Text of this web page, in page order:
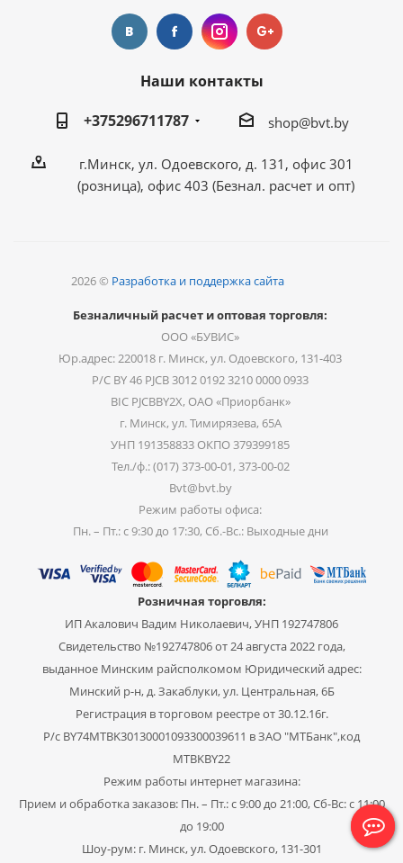
Наши контакты
+375296711787
shop@bvt.by
г.Минск, ул. Одоевского, д. 131, офис 301
(розница), офис 403 (Безнал. расчет и опт)
2026 © Разработка и поддержка сайта
Безналичный расчет и оптовая торговля:
ООО «БУВИС»
Юр.адрес: 220018 г. Минск, ул. Одоевского, 131-403
Р/С BY 46 PJCB 3012 0192 3210 0000 0933
BIC PJCBBY2X, ОАО «Приорбанк»
г. Минск, ул. Тимирязева, 65А
УНП 191358833 ОКПО 379399185
Тел./ф.: (017) 373-00-01, 373-00-02
Bvt@bvt.by
Режим работы офиса:
Пн. – Пт.: с 9:30 до 17:30, Сб.-Вс.: Выходные дни
Розничная торговля:
ИП Акалович Вадим Николаевич, УНП 192747806
Свидетельство №192747806 от 24 августа 2022 года,
выданное Минским райсполкомом Юридический адрес:
Минский р-н, д. Закаблуки, ул. Центральная, 6Б
Регистрация в торговом реестре от 30.12.16г.
Р/с BY74MTBK30130001093300039611 в ЗАО "МТБанк",код
MTBKBY22
Режим работы интернет магазина:
Прием и обработка заказов: Пн. – Пт.: с 9:00 до 21:00, Сб-Вс: с 11:00
до 19:00
Шоу-рум: г. Минск, ул. Одоевского, 131-301